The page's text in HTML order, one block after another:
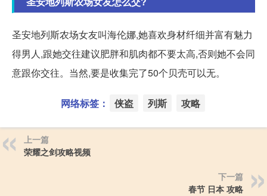
圣安地列斯农场女友叫海伦娜,她喜欢身材纤细并富有魅力
得男人,跟她交往建议肥胖和肌肉都不要太高,否则她不会同
意跟你交往。当然,要是收集完了50个贝壳可以无。
网络标签： 侠盗 列斯 攻略
上一篇
荣耀之剑攻略视频
下一篇
春节 日本 攻略